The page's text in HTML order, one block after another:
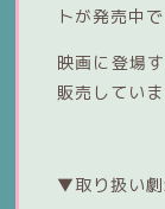
トが発売中で
映画に登場
販売していま
▼取り扱い劇